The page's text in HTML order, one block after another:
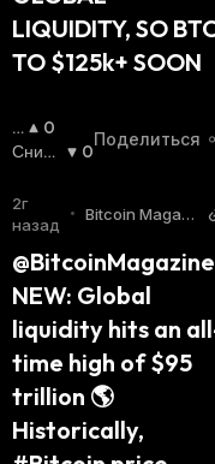
LIQUIDITY, SO
TO $125k+ SOON
П
О
Ы
Ш
Ю
Щ
И
Й
С
Я
0
Сниж
Йся
0
Поделиться
2г
назад
• Bitcoin Magazi
NEW: Global
liquidity hits an
time high of $95
trillion 🌎
Historically,